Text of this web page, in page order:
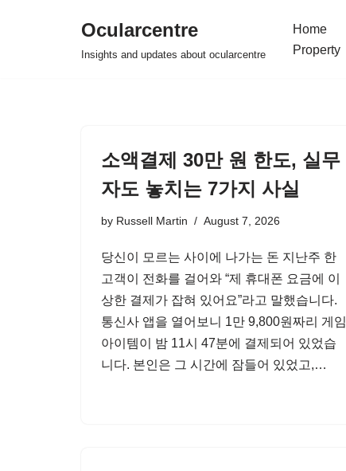
Ocularcentre
Insights and updates about ocularcentre
Home
Property
소액결제 30만 원 한도, 실무
자도 놓치는 7가지 사실
by Russell Martin August 7, 2026
당신이 모르는 사이에 나가는 돈 지난주 한
고객이 전화를 걸어와 “제 휴대폰 요금에 이
상한 결제가 잡혀 있어요”라고 말했습니다.
통신사 앱을 열어보니 1만 9,800원짜리 게임
아이템이 밤 11시 47분에 결제되어 있었습
니다. 본인은 그 시간에 잠들어 있었고,…